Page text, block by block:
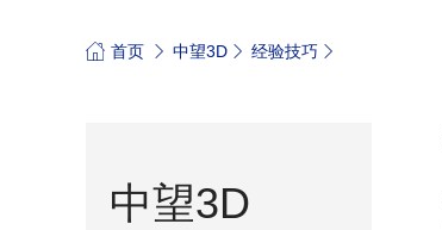
首页 中望3D 经验技巧
中望3D